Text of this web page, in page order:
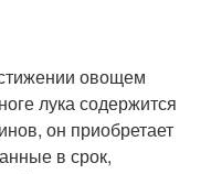
овощем
лука содержится
он приобретает
в срок,